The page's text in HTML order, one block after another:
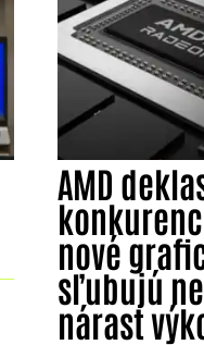
AMD
nové
sľubujú
nárast